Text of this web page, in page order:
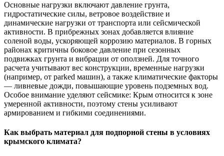
Основные нагрузки включают давление грунта,
гидростатические силы, ветровое воздействие и
динамические нагрузки от транспорта или сейсмической
активности. В прибрежных зонах добавляется влияние
соленой воды, ускоряющей коррозию материалов. В горных
районах критичны боковое давление при сезонных
подвижках грунта и вибрации от оползней. Для точного
расчета учитывают вес конструкции, временные нагрузки
(например, от parked машин), а также климатические факторы
— ливневые дожди, повышающие уровень подземных вод.
Особое внимание уделяют сейсмике: Крым относится к зоне
умеренной активности, поэтому стены усиливают
армированием и гибкими соединениями.
Как выбрать материал для подпорной стены в условиях
крымского климата?